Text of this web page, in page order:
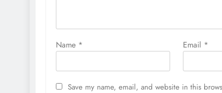
Name * Email *
Save my name, email, and website in this